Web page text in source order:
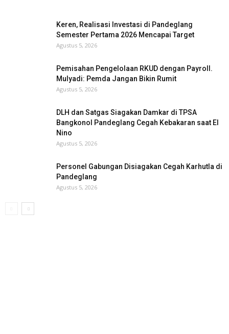
Keren, Realisasi Investasi di Pandeglang
Semester Pertama 2026 Mencapai Target
Agustus 5, 2026
Pemisahan Pengelolaan RKUD dengan Payroll.
Mulyadi: Pemda Jangan Bikin Rumit
Agustus 5, 2026
DLH dan Satgas Siagakan Damkar di TPSA
Bangkonol Pandeglang Cegah Kebakaran saat El
Nino
Agustus 5, 2026
Personel Gabungan Disiagakan Cegah Karhutla di
Pandeglang
Agustus 5, 2026